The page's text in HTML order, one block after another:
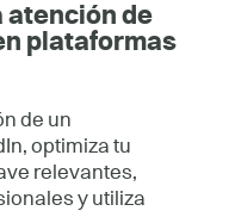
atención de
plataformas
de un
optimiza tu
relevantes,
y utiliza